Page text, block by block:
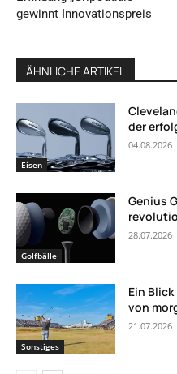
gewinnt Innovationspreis
ÄHNLICHE ARTIKEL
Eisen
der
04.08.2026
Golfbälle
Genius
28.07.2026
Sonstiges
Ein
von
21.07.2026